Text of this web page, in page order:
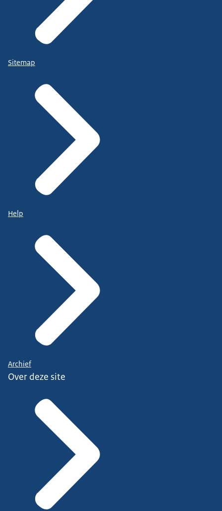
Sitemap
Help
Archief
Over deze site